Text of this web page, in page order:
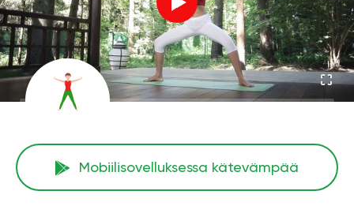
Mobiilisovelluksessa kätevämpää